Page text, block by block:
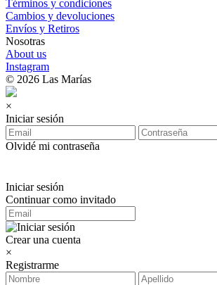
Términos y condiciones
Cambios y devoluciones
Envíos y Retiros
Nosotras
About us
Instagram
© 2026 Las Marías
×
Iniciar sesión
Olvidé mi contraseña
Iniciar sesión
Continuar como invitado
Crear una cuenta
×
Registrarme